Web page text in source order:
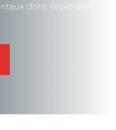
dont dépendent